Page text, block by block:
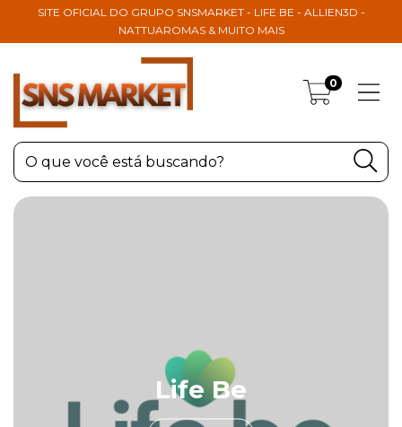
SITE OFICIAL DO GRUPO SNSMARKET - LIFE BE - ALLIEN3D -
NATTUAROMAS & MUITO MAIS
0
Life Be